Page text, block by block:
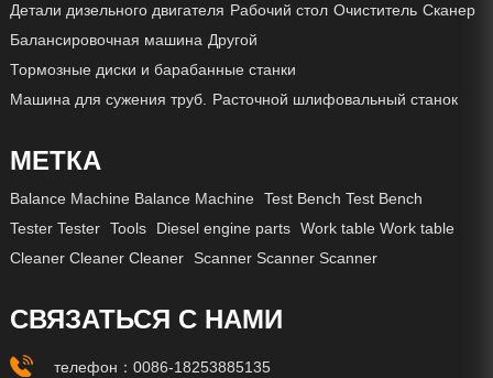
Детали дизельного двигателя Рабочий стол Очиститель Сканер
Балансировочная машина Другой
Тормозные диски и барабанные станки
Машина для сужения труб. Расточной шлифовальный станок
МЕТКА
Balance Machine Balance Machine
Test Bench Test Bench
Tester Tester Tools Diesel engine parts Work table Work table
Cleaner Cleaner Cleaner
Scanner Scanner Scanner
СВЯЗАТЬСЯ С НАМИ
телефон： 0086-18253885135